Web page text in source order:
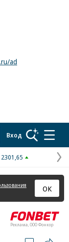
ad
Вход
ОК
Реклама, ООО Фонкор